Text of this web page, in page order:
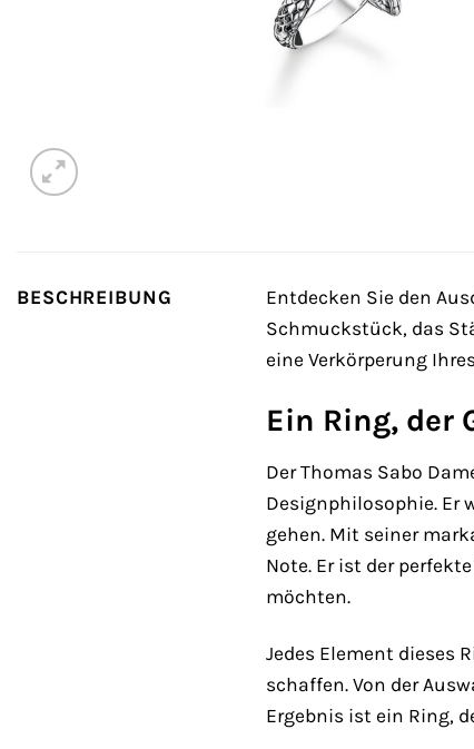
BESCHREIBUNG Entdecken Sie den
Schmuckstück, das
eine Verkörperung
Ein Ring, der
Der Thomas Sabo
Designphilosophie. Er
gehen. Mit seiner
Note. Er ist der
möchten.
Jedes Element dieses
schaffen. Von der
Ergebnis ist ein Ring,